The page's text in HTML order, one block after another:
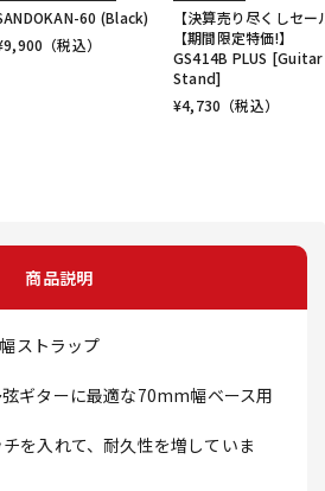
60 (Black)
9,900 （税込）
【決算売り尽くしセー
【期間限定特価!】
GS414B PLUS [Guitar
Stand]
¥4,730 （税込）
商品説明
ストラップ
ギターに最適な70mm幅ベース用
を入れて、耐久性を増していま